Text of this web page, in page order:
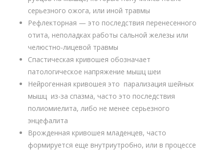
серьезного ожога, или иной травмы
Рефлекторная — это последствия перенесенного
отита, неполадках работы сальной железы или
челюстно-лицевой травмы
Спастическая кривошея обозначает
патологическое напряжение мышц шеи
Нейрогенная кривошея это парализация шейных
мышц из-за спазма, часто это последствия
полиомиелита, либо не менее серьезного
энцефалита
Врожденная кривошея младенцев, часто
формируется еще внутриутробно, или в процессе